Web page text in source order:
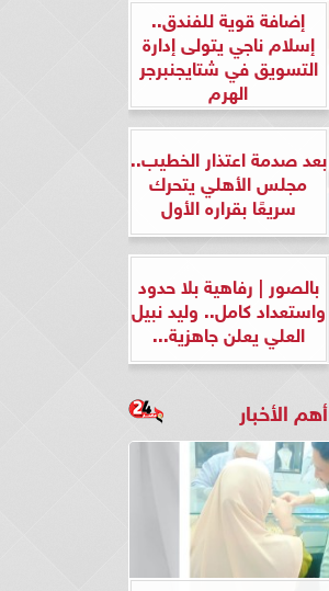
إضافة قوية للفندق..
إسلام ناجي يتولى إدارة
التسويق في شتايجنبرجر
الهرم
بعد صدمة اعتذار الخطيب..
مجلس الأهلي يتحرك
سريعًا بقراره الأول
بالصور | رفاهية بلا حدود
واستعداد كامل.. وليد نبيل
العلي يعلن جاهزية...
أهم الأخبار